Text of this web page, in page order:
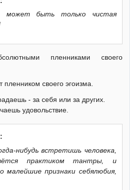
может быть только чистая
пленниками своего
своего эгоизма.
- за себя или за других.
удовольствие.
нибудь встретишь человека,
практиком тантры, и
малейшие признаки себялюбия,